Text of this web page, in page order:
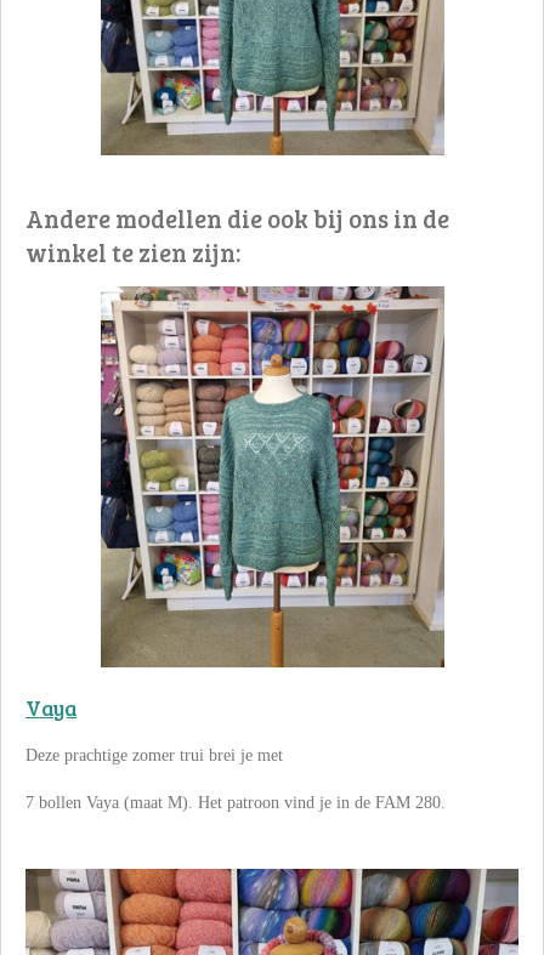
Andere modellen die ook bij ons in de
winkel te zien zijn:
Vaya
Deze prachtige zomer trui brei je met
7 bollen Vaya (maat M). Het patroon vind je in de FAM 280.